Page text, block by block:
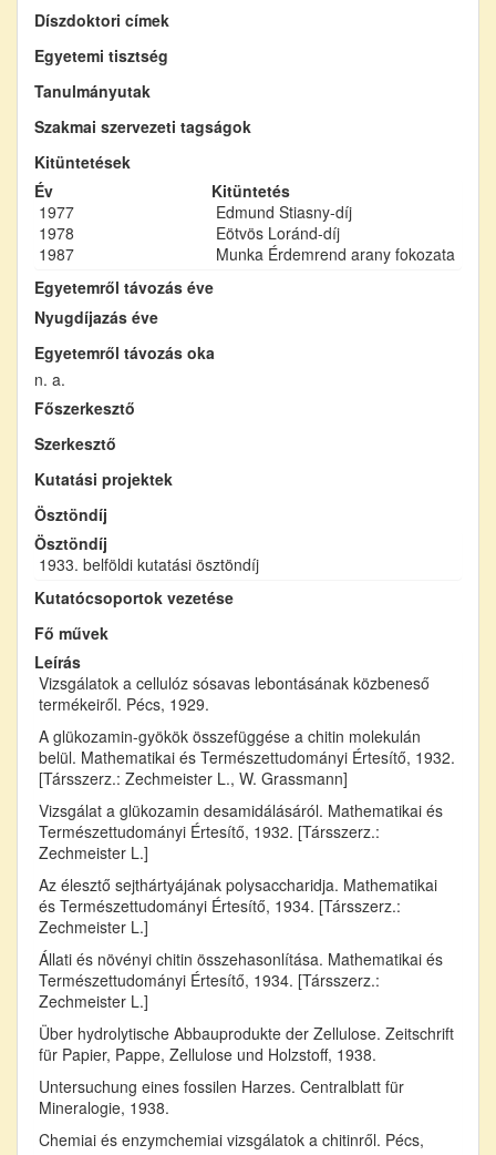
Díszdoktori címek
Egyetemi tisztség
Tanulmányutak
Szakmai szervezeti tagságok
Kitüntetések
Év
Kitüntetés
1977
Edmund Stiasny-díj
1978
Eötvös Loránd-díj
1987
Munka Érdemrend arany fokozata
Egyetemről távozás éve
Nyugdíjazás éve
Egyetemről távozás oka
n. a.
Főszerkesztő
Szerkesztő
Kutatási projektek
Ösztöndíj
Ösztöndíj
1933. belföldi kutatási ösztöndíj
Kutatócsoportok vezetése
Fő művek
Leírás
Vizsgálatok a cellulóz sósavas lebontásának közbeneső
termékeiről. Pécs, 1929.
A glükozamin-gyökök összefüggése a chitin molekulán
belül. Mathematikai és Természettudományi Értesítő, 1932.
[Társszerz.: Zechmeister L., W. Grassmann]
Vizsgálat a glükozamin desamidálásáról. Mathematikai és
Természettudományi Értesítő, 1932. [Társszerz.:
Zechmeister L.]
Az élesztő sejthártyájának polysaccharidja. Mathematikai
és Természettudományi Értesítő, 1934. [Társszerz.:
Zechmeister L.]
Állati és növényi chitin összehasonlítása. Mathematikai és
Természettudományi Értesítő, 1934. [Társszerz.:
Zechmeister L.]
Über hydrolytische Abbauprodukte der Zellulose. Zeitschrift
für Papier, Pappe, Zellulose und Holzstoff, 1938.
Untersuchung eines fossilen Harzes. Centralblatt für
Mineralogie, 1938.
Chemiai és enzymchemiai vizsgálatok a chitinről. Pécs,